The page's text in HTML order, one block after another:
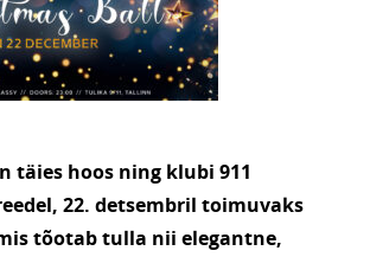
täies hoos ning klubi 911
22. detsembril toimuvaks
tõotab tulla nii elegantne,